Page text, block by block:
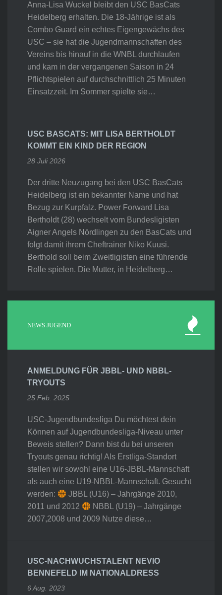
Anna-Lisa Wuckel bleibt den USC BasCats
Heidelberg erhalten. Die 18-Jährige ist als
Combo Guard ein echtes Eigengewächs des
USC – sie hat die Jugendmannschaften des
Vereins bis hinauf in die WNBL durchlaufen
und kam in der vergangenen Saison in 24
Pflichtspielen auf durchschnittlich 25 Minuten
Einsatzzeit. Im Sommer spielte sie…
USC BASCATS: MIT LISA BERTHOLDT
KOMMT EIN KIND DER REGION
28 Juli 2026
Der dritte Neuzugang bei den USC BasCats
Heidelberg ist ein bekannter Name und hat
Bezug zur Kurpfalz. Power Forward Lisa
Bertholdt (28) wechselt vom Bundesligisten
Aigner Angels Nördlingen zu den BasCats und
folgt damit ihrem Cheftrainer Niko Kuusi.
Berthold soll beim Zweitligisten eine führende
Rolle spielen. Die Mutter, in Heidelberg…
NEWS JUGEND
ANMELDUNG FÜR JBBL- UND NBBL-
TRYOUTS
25 Feb. 2025
USC-Jugendbundesliga Du möchtest dein
Können auf Jugendbundesliga-Niveau unter
Beweis stellen? Dann bist du bei unseren
Tryouts genau richtig! Als Erstliga-Standort
stellen wir sowohl eine U16-JBBL-Mannschaft
als auch eine U19-NBBL-Mannschaft. Gesucht
werden:
JBBL (U16) – Jahrgänge 2010,
2011 und 2012
NBBL (U19) – Jahrgänge
2007,2008 und 2009 Nutze diese…
USC-NACHWUCHSTALENT NEVIO
BENNEFELD IM NATIONALDRESS
6 Aug. 2023